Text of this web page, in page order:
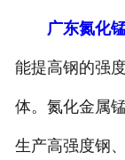
广东氮化
能提高钢的强
体。氮化金属
生产高强度钢